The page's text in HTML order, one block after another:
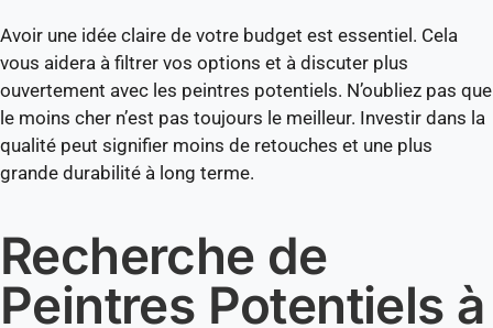
Avoir une idée claire de votre budget est essentiel. Cela
vous aidera à filtrer vos options et à discuter plus
ouvertement avec les peintres potentiels. N’oubliez pas que
le moins cher n’est pas toujours le meilleur. Investir dans la
qualité peut signifier moins de retouches et une plus
grande durabilité à long terme.
Recherche de
Peintres Potentiels à